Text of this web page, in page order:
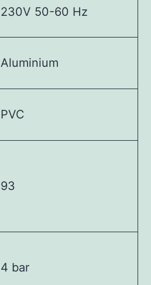
230V 50-60 Hz
Aluminium
PVC
93
4 bar